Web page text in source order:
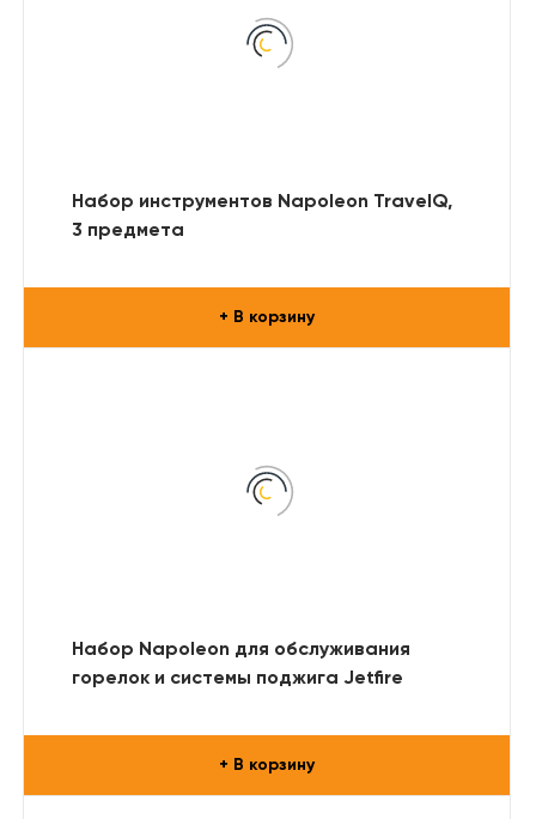
Набор инструментов Napoleon TravelQ,
3 предмета
+ В корзину
Набор Napoleon для обслуживания
горелок и системы поджига Jetfire
+ В корзину